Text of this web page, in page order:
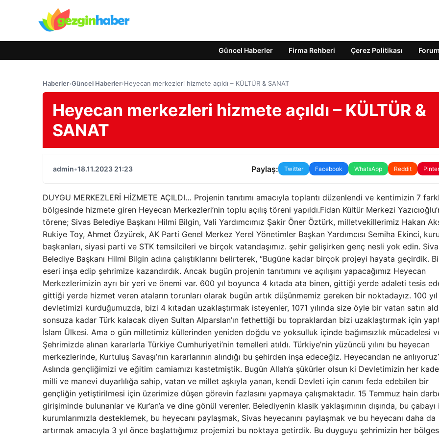
Güncel Haberler Firma Rehberi Çerez Politikası Forum
Haberler›Güncel Haberler›Heyecan merkezleri hizmete açıldı – KÜLTÜR & SANAT
Heyecan merkezleri hizmete açıldı – KÜLTÜR &
SANAT
admin•18.11.2023 21:23 Paylaş: Twitter Facebook WhatsApp Reddit
DUYGU MERKEZLERİ HİZMETE AÇILDI… Projenin tanıtımı amacıyla toplantı düzenlendi ve kentimizin 7
bölgesinde hizmete giren Heyecan Merkezleri’nin toplu açılış töreni yapıldı.Fidan Kültür Merkezi
törene; Sivas Belediye Başkanı Hilmi Bilgin, Vali Yardımcımız Şakir Öner Öztürk, milletvekillerimiz Hakan
Rukiye Toy, Ahmet Özyürek, AK Parti Genel Merkez Yerel Yönetimler Başkan Yardımcısı Semiha Ekinci,
başkanları, siyasi parti ve STK temsilcileri ve birçok vatandaşımız. şehir gelişirken genç nesli yok edin.
Belediye Başkanı Hilmi Bilgin adına çalıştıklarını belirterek, “Bugüne kadar birçok projeyi hayata geçirdik.
eseri inşa edip şehrimize kazandırdık. Ancak bugün projenin tanıtımını ve açılışını yapacağımız Heyecan
Merkezlerimizin ayrı bir yeri ve önemi var. 600 yıl boyunca 4 kıtada ata binen, gittiği yerde adaleti tesis
gittiği yerde hizmet veren ataların torunları olarak bugün artık düşünmemiz gereken bir noktadayız. 100
devletimizi kurduğumuzda, bizi 4 kıtadan uzaklaştırmak isteyenler, 1071 yılında size öyle bir vatan satın
sonsuza kadar Türk kalacak diyen Sultan Alparslan’ın fethettiği bu topraklardan bizi uzaklaştırmak için
İslam Ülkesi. Ama o gün milletimiz küllerinden yeniden doğdu ve yoksulluk içinde bağımsızlık mücadelesi
Şehrimizde alınan kararlarla Türkiye Cumhuriyeti’nin temelleri atıldı. Türkiye’nin yüzüncü yılını bu heyecan
merkezlerinde, Kurtuluş Savaşı’nın kararlarının alındığı bu şehirden inşa edeceğiz. Heyecandan ne
Aslında gençliğimizi ve eğitim camiamızı kastetmiştik. Bugün Allah’a şükürler olsun ki Devletimizin her
milli ve manevi duyarlılığa sahip, vatan ve millet aşkıyla yanan, kendi Devleti için canını feda edebilen bir
gençliğin yetiştirilmesi için üzerimize düşen görevin fazlasını yapmaya çalışmaktadır. 15 Temmuz hain
girişiminde bulunanlar ve Kur’an’a ve dine gönül verenler. Belediyenin klasik yaklaşımının dışında, bu çabayı
kurumlarımızla desteklemek, bu heyecanı paylaşmak, Sivas heyecanını paylaşmak ve bu heyecanı daha da
artırmak amacıyla 3 yıl önce başlattığımız projemizi bu noktaya getirdik. Bu duyguyu şehrimizin her